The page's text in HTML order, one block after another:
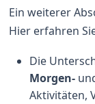
Ein weiterer
Hier erfahren
Die
Morgen-
Aktivitäten,